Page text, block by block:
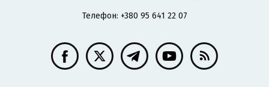
Телефон: +380 95 641 22 07